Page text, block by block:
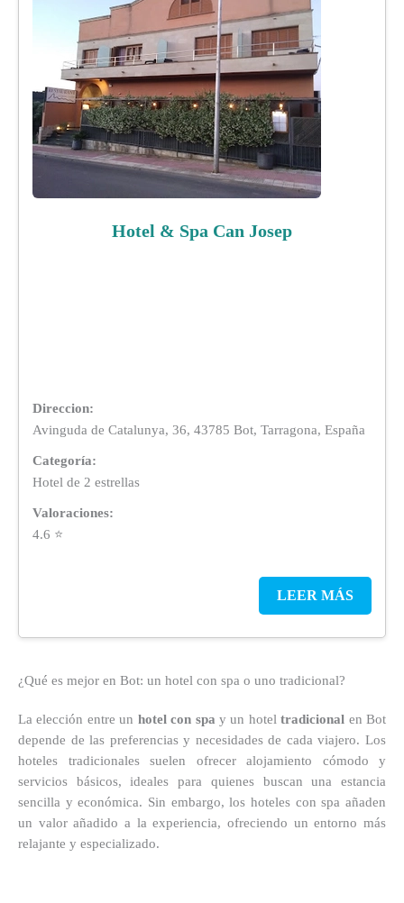
Hotel & Spa Can Josep
Direccion:
Avinguda de Catalunya, 36, 43785 Bot, Tarragona, España
Categoría:
Hotel de 2 estrellas
Valoraciones:
4.6 ⭐
LEER MÁS
¿Qué es mejor en Bot: un hotel con spa o uno tradicional?
La elección entre un hotel con spa y un hoteltradicional en Bot
depende de las preferencias y necesidades de cada viajero. Los
hoteles tradicionales suelen ofrecer alojamiento cómodo y
servicios básicos, ideales para quienes buscan una estancia
sencilla y económica. Sin embargo, los hoteles con spa añaden
un valor añadido a la experiencia, ofreciendo un entorno más
relajante y especializado.